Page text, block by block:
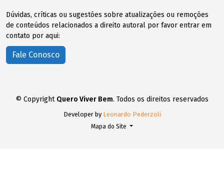
Dúvidas, críticas ou sugestões sobre atualizações ou remoções
de conteúdos relacionados a direito autoral por favor entrar em
contato por aqui:
Fale Conosco
© Copyright Quero Viver Bem. Todos os direitos reservados
Developer by Leonardo Pederzoli
Mapa do Site